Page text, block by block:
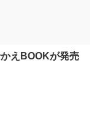
えBOOKが発売